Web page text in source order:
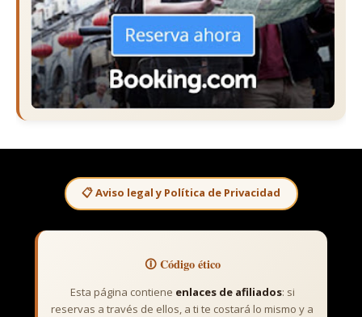
📋 Aviso legal y Política de Privacidad
🛈 Código ético
Esta página contiene enlaces de afiliados: si
reservas a través de ellos, a ti te costará lo mismo y a